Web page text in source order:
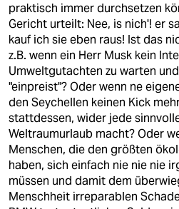
unterstützen
abo
genossenschaft
epaper login
praktisch immer durchsetzen
Gericht urteilt: Nee, is nich'! er
kauf ich sie eben raus! Ist das
z.B. wenn ein Herr Musk kein
Umweltgutachten zu warten
"einpreist"? Oder wenn ne
den Seychellen keinen Kick
stattdessen, wider jede
Weltraumurlaub macht? Oder
Menschen, die den größten
haben, sich einfach nie nie nie
müssen und damit dem
Menschheit irreparablen